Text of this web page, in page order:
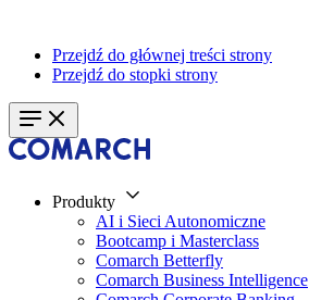
Przejdź do głównej treści strony
Przejdź do stopki strony
Produkty
AI i Sieci Autonomiczne
Bootcamp i Masterclass
Comarch Betterfly
Comarch Business Intelligence